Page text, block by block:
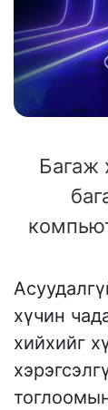
Багаж
хүчин
хийхийг